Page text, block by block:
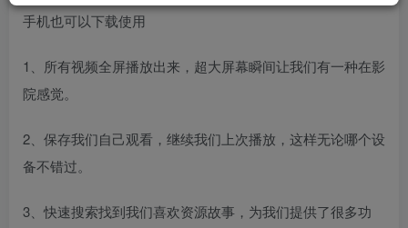
手机也可以下载使用
1、所有视频全屏播放出来，超大屏幕瞬间让我们有一种在影
院感觉。
2、保存我们自己观看，继续我们上次播放，这样无论哪个设
备不错过。
3、快速搜索找到我们喜欢资源故事，为我们提供了很多功